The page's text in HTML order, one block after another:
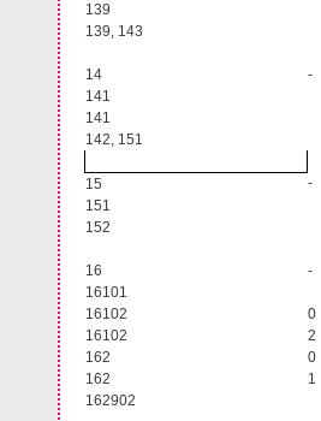
139
139, 143
14 -
141
141
142, 151
15 -
151
152
16 -
16101
16102
0
16102
2
162
0
162
1
162902